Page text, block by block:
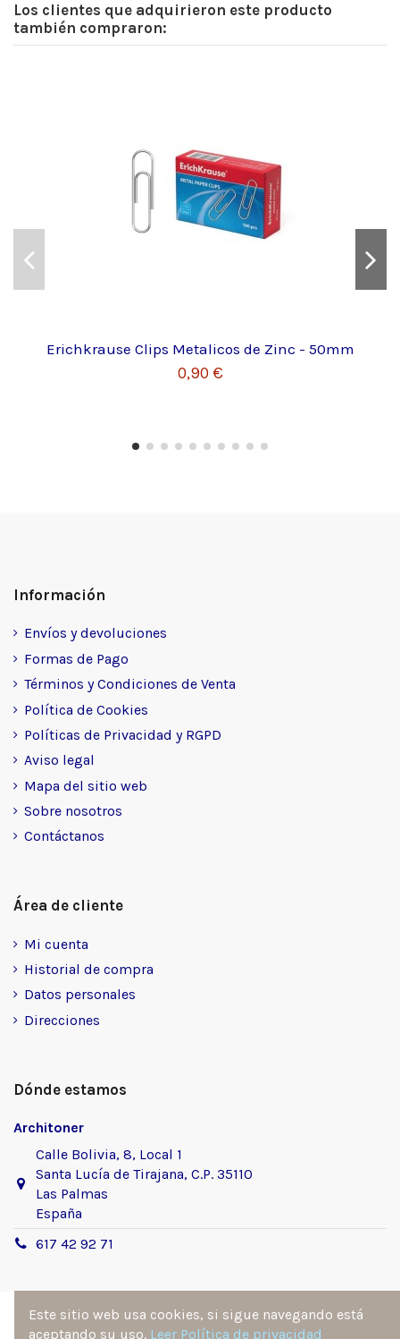
Los clientes que adquirieron este producto
también compraron:
Erichkrause Clips Metalicos de Zinc - 50mm
0,90 €
Información
Envíos y devoluciones
Formas de Pago
Términos y Condiciones de Venta
Política de Cookies
Políticas de Privacidad y RGPD
Aviso legal
Mapa del sitio web
Sobre nosotros
Contáctanos
Área de cliente
Mi cuenta
Historial de compra
Datos personales
Direcciones
Dónde estamos
Architoner
Calle Bolivia, 8, Local 1
Santa Lucía de Tirajana, C.P. 35110
Las Palmas
España
617 42 92 71
Este sitio web usa cookies, si sigue navegando está
aceptando su uso. Leer Política de privacidad